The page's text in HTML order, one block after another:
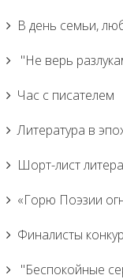
В день семьи,
"Не верь
Час с писателем
Литература в
Шорт-лист
«Горю Поэзии
Финалисты
"Беспокойные